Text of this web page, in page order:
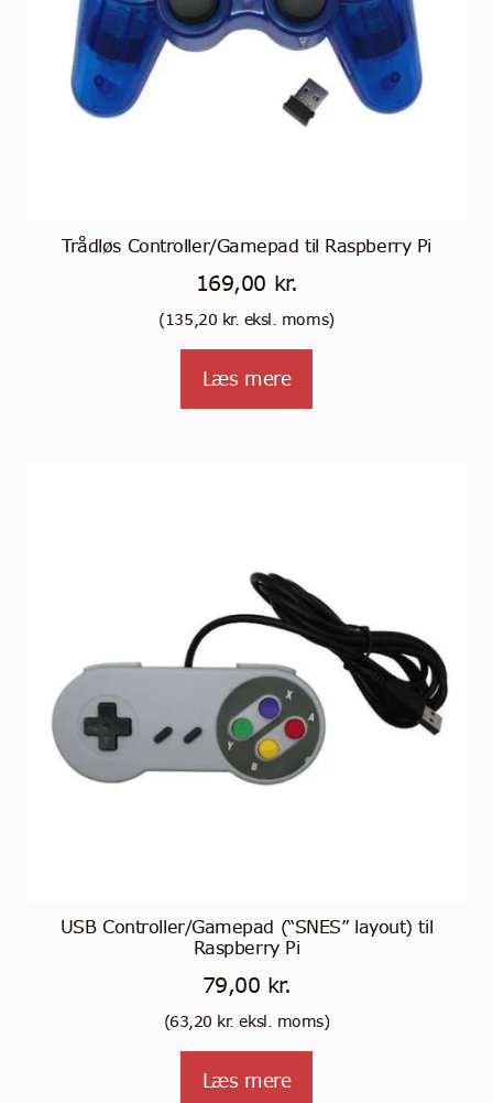
Trådløs Controller/Gamepad til Raspberry Pi
169,00 kr.
(135,20 kr. eksl. moms)
Læs mere
USB Controller/Gamepad (“SNES” layout) til
Raspberry Pi
79,00 kr.
(63,20 kr. eksl. moms)
Læs mere